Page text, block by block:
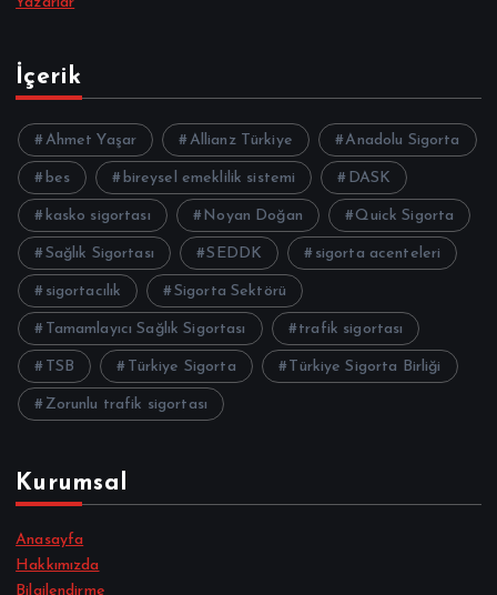
İçerik
Ahmet Yaşar Allianz Türkiye Anadolu Sigorta
bes bireysel emeklilik sistemi DASK
kasko sigortası Noyan Doğan Quick Sigorta
Sağlık Sigortası SEDDK sigorta acenteleri
sigortacılık Sigorta Sektörü
Tamamlayıcı Sağlık Sigortası trafik sigortası
TSB Türkiye Sigorta Türkiye Sigorta Birliği
Zorunlu trafik sigortası
Kurumsal
Anasayfa
Hakkımızda
Bilgilendirme